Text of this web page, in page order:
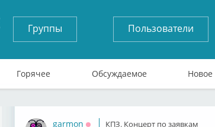
Группы Пользователи
Горячее Обсуждаемое Новое
garmon КПЗ. Концерт по заявкам